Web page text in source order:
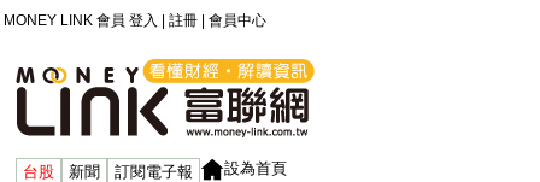
MONEY LINK 會員 登入 註冊 會員中心
台股 新聞 訂閱電子報 設為首頁